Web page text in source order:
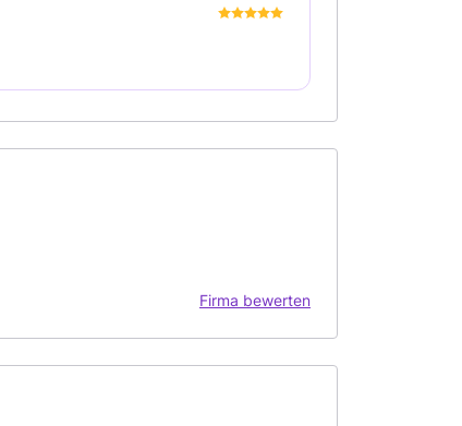
Firma bewerten